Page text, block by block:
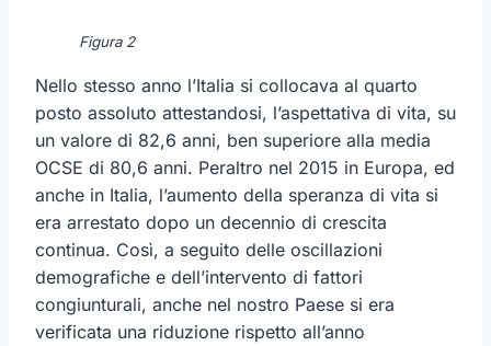
Figura 2
Nello stesso anno l’Italia si collocava al quarto
posto assoluto attestandosi, l’aspettativa di vita, su
un valore di 82,6 anni, ben superiore alla media
OCSE di 80,6 anni. Peraltro nel 2015 in Europa, ed
anche in Italia, l’aumento della speranza di vita si
era arrestato dopo un decennio di crescita
continua. Così, a seguito delle oscillazioni
demografiche e dell’intervento di fattori
congiunturali, anche nel nostro Paese si era
verificata una riduzione rispetto all’anno